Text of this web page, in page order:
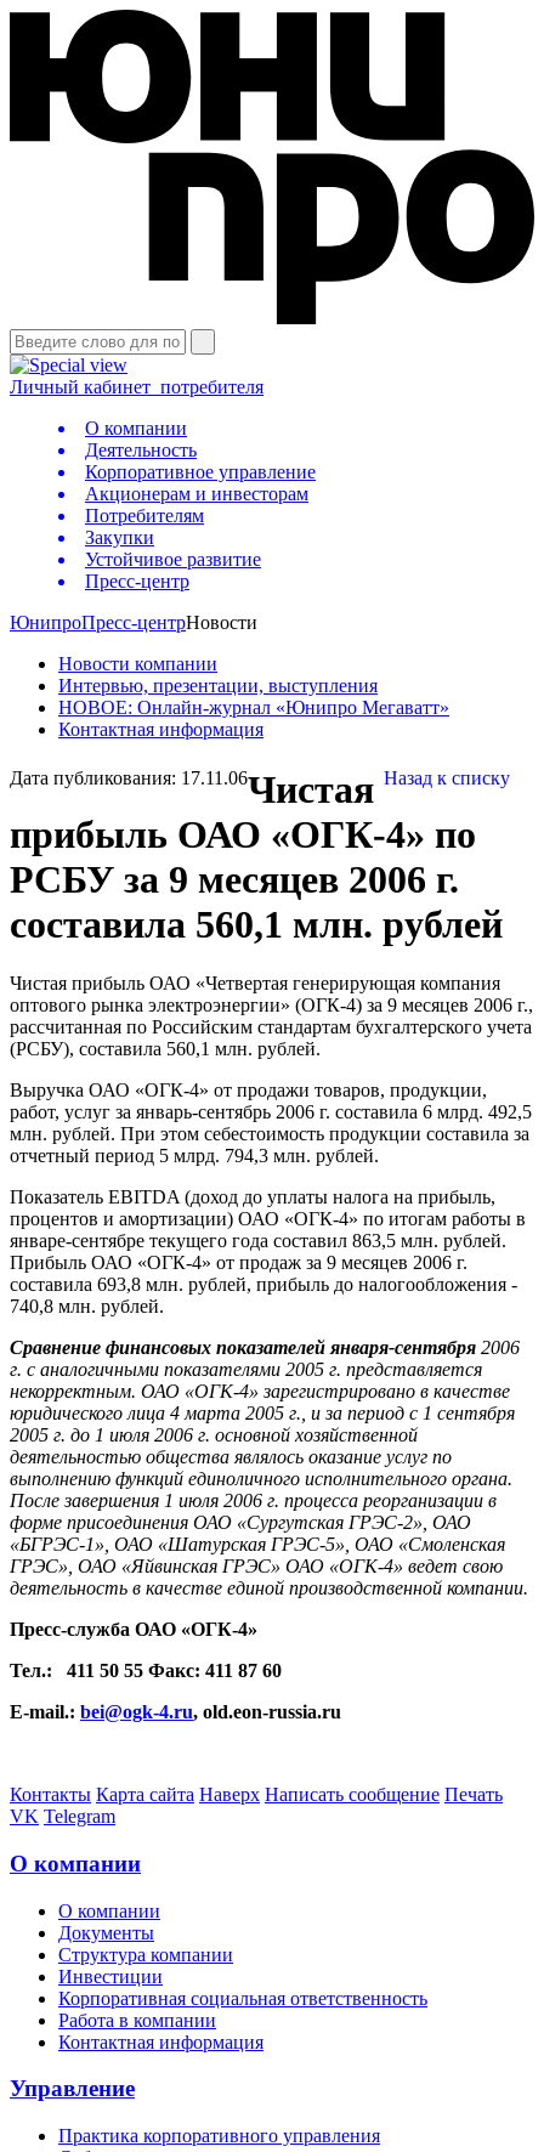
Личный кабинет потребителя
О компании
Деятельность
Корпоративное управление
Акционерам и инвесторам
Потребителям
Закупки
Устойчивое развитие
Пресс-центр
ЮнипроПресс-центрНовости
Новости компании
Интервью, презентации, выступления
НОВОЕ: Онлайн-журнал «Юнипро Мегаватт»
Контактная информация
Дата публикования: 17.11.06 Назад к списку
Чистая
прибыль ОАО «ОГК-4» по
РСБУ за 9 месяцев 2006 г.
составила 560,1 млн. рублей
Чистая прибыль ОАО «Четвертая генерирующая компания
оптового рынка электроэнергии» (ОГК-4) за 9 месяцев 2006 г.,
рассчитанная по Российским стандартам бухгалтерского учета
(РСБУ), составила 560,1 млн. рублей.
Выручка ОАО «ОГК-4» от продажи товаров, продукции,
работ, услуг за январь-сентябрь 2006 г. составила 6 млрд. 492,5
млн. рублей. При этом себестоимость продукции составила за
отчетный период 5 млрд. 794,3 млн. рублей.
Показатель EBITDA (доход до уплаты налога на прибыль,
процентов и амортизации) ОАО «ОГК-4» по итогам работы в
январе-сентябре текущего года составил 863,5 млн. рублей.
Прибыль ОАО «ОГК-4» от продаж за 9 месяцев 2006 г.
составила 693,8 млн. рублей, прибыль до налогообложения -
740,8 млн. рублей.
Сравнение финансовых показателей января-сентября 2006
г. с аналогичными показателями 2005 г. представляется
некорректным. ОАО «ОГК-4» зарегистрировано в качестве
юридического лица 4 марта 2005 г., и за период с 1 сентября
2005 г. до 1 июля 2006 г. основной хозяйственной
деятельностью общества являлось оказание услуг по
выполнению функций единоличного исполнительного органа.
После завершения 1 июля 2006 г. процесса реорганизации в
форме присоединения ОАО «Сургутская ГРЭС-2», ОАО
«БГРЭС-1», ОАО «Шатурская ГРЭС-5», ОАО «Смоленская
ГРЭС», ОАО «Яйвинская ГРЭС» ОАО «ОГК-4» ведет свою
деятельность в качестве единой производственной компании.
Пресс-служба ОАО «ОГК-4»
Тел.:
411 50 55 Факс: 411 87 60
E-mail.: bei@ogk-4.ru, old.eon-russia.ru
Контакты Карта сайта Наверх Написать сообщение Печать
VK Telegram
О компании
О компании
Документы
Структура компании
Инвестиции
Корпоративная социальная ответственность
Работа в компании
Контактная информация
Управление
Практика корпоративного управления